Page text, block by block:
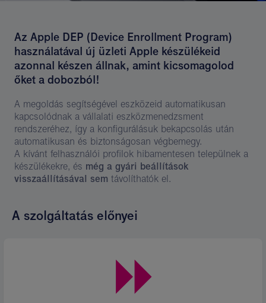
Az Apple DEP (Device Enrollment Program)
használatával új üzleti Apple készülékeid
azonnal készen állnak, amint kicsomagolod
őket a dobozból!
A megoldás segítségével eszközeid automatikusan
kapcsolódnak a vállalati eszközmenedzsment
rendszeréhez, így a konfigurálásuk bekapcsolás után
automatikusan és biztonságosan végbemegy.
A kívánt felhasználói profilok hibamentesen települnek a
készülékekre, és még a gyári beállítások
visszaállításával sem távolíthatók el.
A szolgáltatás előnyei